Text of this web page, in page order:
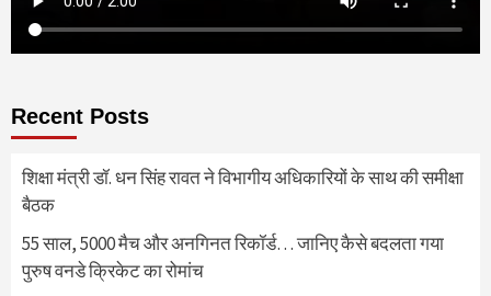
Recent Posts
शिक्षा मंत्री डॉ. धन सिंह रावत ने विभागीय अधिकारियों के साथ की समीक्षा
बैठक
55 साल, 5000 मैच और अनगिनत रिकॉर्ड… जानिए कैसे बदलता गया
पुरुष वनडे क्रिकेट का रोमांच